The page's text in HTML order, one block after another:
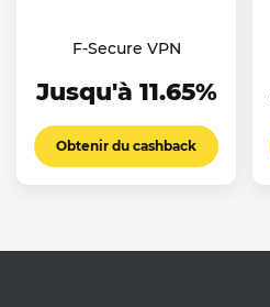
F-Secure VPN
Jusqu'à 11.65%
Obtenir du cashback